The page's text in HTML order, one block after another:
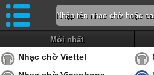
Mới nhất
Nhạc chờ Viettel